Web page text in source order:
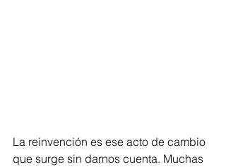
La reinvención es ese acto de cambio
que surge sin darnos cuenta. Muchas